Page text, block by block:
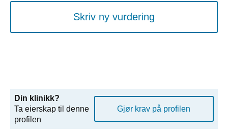
Skriv ny vurdering
Din klinikk?
Ta eierskap til denne
profilen
Gjør krav på profilen